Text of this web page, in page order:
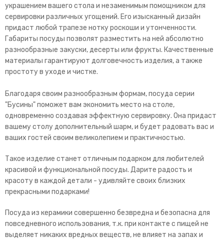
украшением вашего стола и незаменимым помощником для
сервировки различных угощений. Его изысканный дизайн
придаст любой трапезе нотку роскоши и утонченности.
Габариты посуды позволят разместить на ней абсолютно
разнообразные закуски, десерты или фрукты. Качественные
материалы гарантируют долговечность изделия, а также
простоту в уходе и чистке.
Благодаря своим разнообразным формам, посуда серии
"Бусины" поможет вам экономить место на столе,
одновременно создавая эффектную сервировку. Она придаст
вашему столу дополнительный шарм, и будет радовать вас и
ваших гостей своим великолепием и практичностью.
Такое изделие станет отличным подарком для любителей
красивой и функциональной посуды. Дарите радость и
красоту в каждой детали - удивляйте своих близких
прекрасными подарками!
Посуда из керамики совершенно безвредна и безопасна для
повседневного использования, т.к. при контакте с пищей не
выделяет никаких вредных веществ, не влияет на запах и